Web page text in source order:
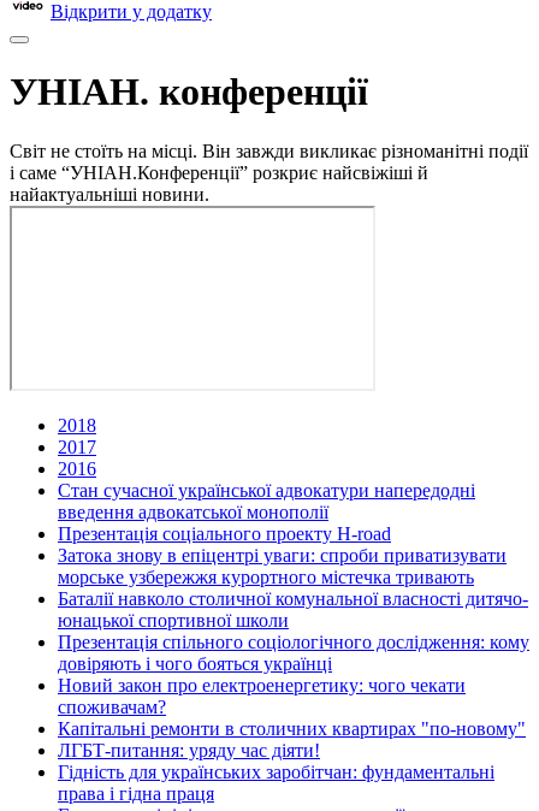
Відкрити у додатку
УНІАН. конференції
Світ не стоїть на місці. Він завжди викликає різноманітні події
і саме “УНІАН.Конференції” розкриє найсвіжіші й
найактуальніші новини.
2018
2017
2016
Стан сучасної української адвокатури напередодні
введення адвокатської монополії
Презентація соціального проекту H-road
Затока знову в епіцентрі уваги: спроби приватизувати
морське узбережжя курортного містечка тривають
Баталії навколо столичної комунальної власності дитячо-
юнацької спортивної школи
Презентація спільного соціологічного дослідження: кому
довіряють і чого бояться українці
Новий закон про електроенергетику: чого чекати
споживачам?
Капітальні ремонти в столичних квартирах "по-новому"
ЛГБТ-питання: уряду час діяти!
Гідність для українських заробітчан: фундаментальні
права і гідна праця